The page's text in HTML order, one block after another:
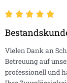
Vielen Dank an
Betreuung auf
professionell und